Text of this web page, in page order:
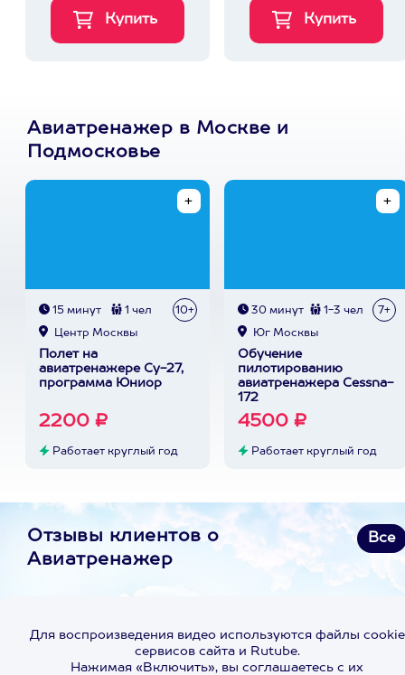
Авиатренажер в Москве и
Подмосковье
15 минут 1 чел 10+
Центр Москвы
Полет на
авиатренажере Су-27,
программа Юниор
2200 ₽
Работает круглый год
30 минут 1-3 чел 7+
Юг Москвы
Обучение
пилотированию
авиатренажера Cessna-
172
4500 ₽
Работает круглый год
Отзывы клиентов о
Авиатренажер
Все
Для воспроизведения видео используются файлы cookie
сервисов сайта и Rutube.
Нажимая «Включить», вы соглашаетесь с их